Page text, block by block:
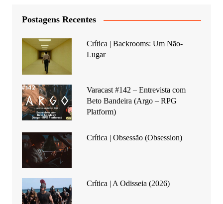
Postagens Recentes
Crítica | Backrooms: Um Não-
Lugar
Varacast #142 – Entrevista com
Beto Bandeira (Argo – RPG
Platform)
Crítica | Obsessão (Obsession)
Crítica | A Odisseia (2026)